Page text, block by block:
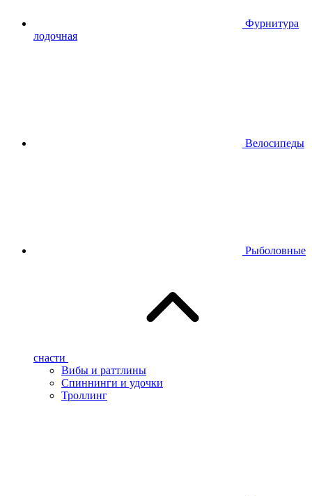
Фурнитура
лодочная
Велосипеды
Рыболовные
снасти
Вибы и раттлины
Спиннинги и удочки
Троллинг